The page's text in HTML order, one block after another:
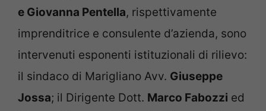
e Giovanna Pentella, rispettivamente
imprenditrice e consulente d’azienda, sono
intervenuti esponenti istituzionali di rilievo:
il sindaco di Marigliano Avv. Giuseppe
Jossa; il Dirigente Dott. Marco Fabozzi ed